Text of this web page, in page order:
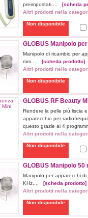
preimpostati.... [scheda
Altri prodotti nella
Non disponibile
GLOBUS Manipolo
Manipolo di ricambio per
mm.... [scheda prodotto]
Altri prodotti nella
Non disponibile
GLOBUS RF Beauty
Rendere la pelle più liscia
apparecchio per
questo grazie ai 4
Altri prodotti nella
Non disponibile
GLOBUS Manipolo
Manipolo per apparecchi
KHz.... [scheda prodotto]
Altri prodotti nella
Non disponibile